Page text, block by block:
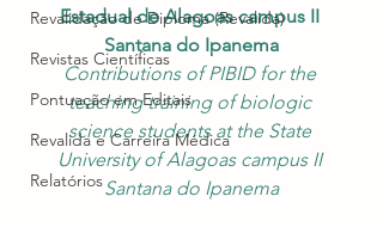
Revalidação de Diploma (Revalida)
Revistas Científicas
Pontuação em Editais
Revalida e Carreira Médica
Relatórios
Estadual de Alagoas campus II
Santana do Ipanema
Contributions of PIBID for the
teaching training of biologic
science students at the State
University of Alagoas campus II
Santana do Ipanema